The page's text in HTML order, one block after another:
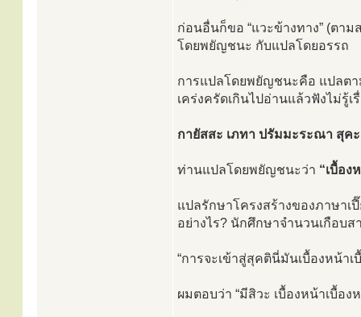
ก่อนอื่นก็ขอ “แวะข้างทาง” (ตา
โดยพยัญชนะ กับแปลโดยอรรถ
การแปลโดยพยัญชนะคือ แปลตา
เคร่งครัดเกินไปอ่านแล้วฟังไม่รู้
กายัสสะ เภทา ปรัมมะระณา สุค
ท่านแปลโดยพยัญชนะว่า “เบื้อง
แปลรักษาโครงสร้างของภาษาเ
อย่างไร? นักศึกษาจำนวนเกือ
“การจะเข้าสู่สุคตินี่มันเบื้องหน้าเ
ผมตอบว่า “มีสิวะ เบื้องหน้าเบื้อ